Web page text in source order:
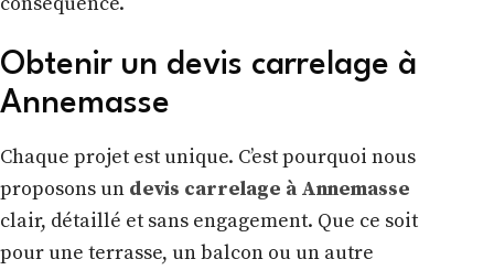
Obtenir un devis carrelage à
Annemasse
Chaque projet est unique. C’est pourquoi nous
proposons un devis carrelage à Annemasse
clair, détaillé et sans engagement. Que ce soit
pour une terrasse, un balcon ou un autre